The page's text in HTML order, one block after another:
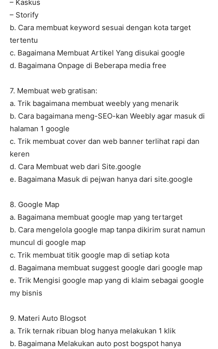
– Kaskus
– Storify
b. Cara membuat keyword sesuai dengan kota target
tertentu
c. Bagaimana Membuat Artikel Yang disukai google
d. Bagaimana Onpage di Beberapa media free
7. Membuat web gratisan:
a. Trik bagaimana membuat weebly yang menarik
b. Cara bagaimana meng-SEO-kan Weebly agar masuk di
halaman 1 google
c. Trik membuat cover dan web banner terlihat rapi dan
keren
d. Cara Membuat web dari Site.google
e. Bagaimana Masuk di pejwan hanya dari site.google
8. Google Map
a. Bagaimana membuat google map yang tertarget
b. Cara mengelola google map tanpa dikirim surat namun
muncul di google map
c. Trik membuat titik google map di setiap kota
d. Bagaimana membuat suggest google dari google map
e. Trik Mengisi google map yang di klaim sebagai google
my bisnis
9. Materi Auto Blogsot
a. Trik ternak ribuan blog hanya melakukan 1 klik
b. Bagaimana Melakukan auto post bogspot hanya